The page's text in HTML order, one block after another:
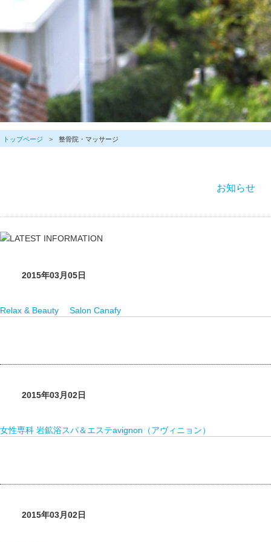
トップページ 整骨院・マッサージ
お知らせ
2015年03月05日
Relax & Beauty Salon Canafy
2015年03月02日
女性専科 岩鉱浴スパ＆エステavignon（アヴィニョン）
2015年03月02日